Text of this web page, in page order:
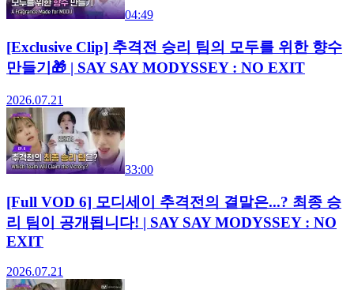
04:49
[Exclusive Clip] 추격전 승리 팀의 모두를 위한 향수
만들기🎁 | SAY SAY MODYSSEY : NO EXIT
2026.07.21
33:00
[Full VOD 6] 모디세이 추격전의 결말은...? 최종 승
리 팀이 공개됩니다! | SAY SAY MODYSSEY : NO
EXIT
2026.07.21